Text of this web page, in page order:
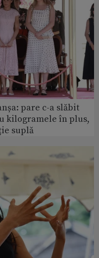
pare c-a slăbit
kilogramele în plus,
suplă